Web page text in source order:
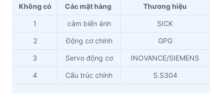
Không có Các mặt hàng Thương hiệu
1 cảm biến ảnh SICK
2 Động cơ chính GPG
3 Servo động cơ INOVANCE/SIEMENS
4 Cấu trúc chính S.S304